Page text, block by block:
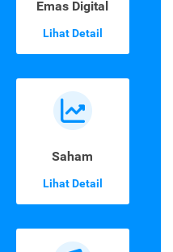
Emas Digital
Lihat Detail
Saham
Lihat Detail